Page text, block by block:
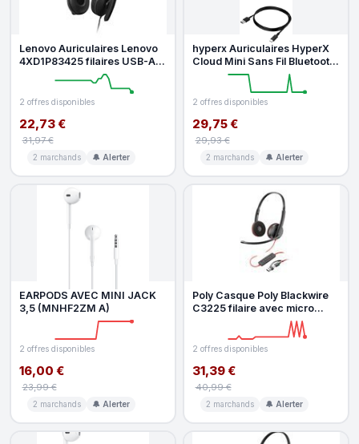
Lenovo Auriculaires Lenovo
4XD1P83425 filaires USB-A
avec réduction de bruit et
2 offres disponibles
22,73 €
31,97 €
2 marchands 🔔 Alerter
hyperx Auriculaires HyperX
Cloud Mini Sans Fil Bluetooth
Gaming Microphone Pliab
2 offres disponibles
29,75 €
29,93 €
2 marchands 🔔 Alerter
EARPODS AVEC MINI JACK
3,5 (MNHF2ZM A)
2 offres disponibles
16,00 €
23,99 €
2 marchands 🔔 Alerter
Poly Casque Poly Blackwire
C3225 filaire avec micro
flexible pour bureau et cent
2 offres disponibles
31,39 €
40,99 €
2 marchands 🔔 Alerter